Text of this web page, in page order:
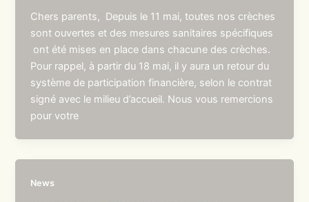
Chers parents, Depuis le 11 mai, toutes nos crèches
sont ouvertes et des mesures sanitaires spécifiques
ont été mises en place dans chacune des crèches.
Pour rappel, à partir du 18 mai, il y aura un retour du
système de participation financière, selon le contrat
signé avec le milieu d’accueil. Nous vous remercions
pour votre
News